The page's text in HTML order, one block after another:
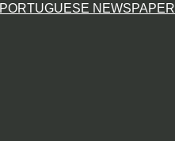
PORTUGUESE NEWSPAPER